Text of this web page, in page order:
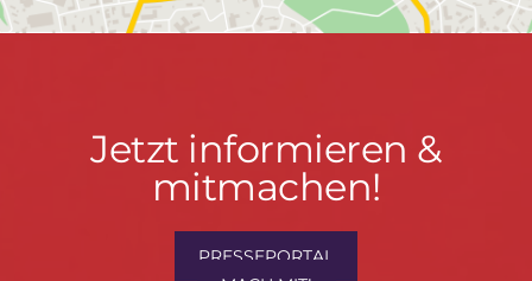
Jetzt
informieren
mitmachen!
Jetzt informieren &
mitmachen!
PRESSEPORTAL